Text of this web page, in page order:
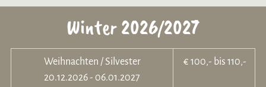
Winter 2026/2027
Weihnachten / Silvester
20.12.2026 - 06.01.2027
€ 100,- bis 110,-